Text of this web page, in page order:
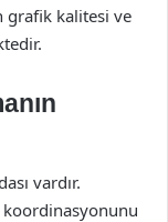
grafik kalitesi ve
vardır.